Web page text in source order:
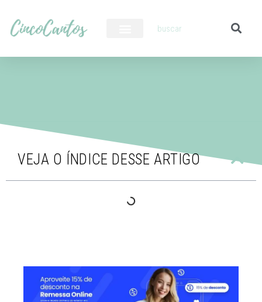
VEJA O ÍNDICE DESSE ARTIGO